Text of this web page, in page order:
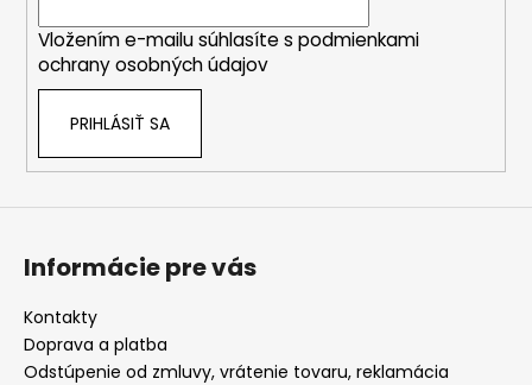
Vložením e-mailu súhlasíte s podmienkami
ochrany osobných údajov
PRIHLÁSIŤ SA
Informácie pre vás
Kontakty
Doprava a platba
Odstúpenie od zmluvy, vrátenie tovaru, reklamácia